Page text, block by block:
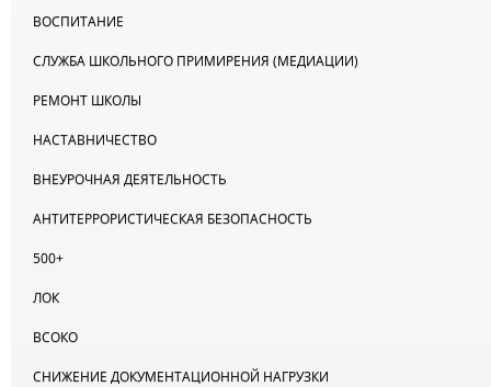
ВОСПИТАНИЕ
СЛУЖБА ШКОЛЬНОГО ПРИМИРЕНИЯ (МЕДИАЦИИ)
РЕМОНТ ШКОЛЫ
НАСТАВНИЧЕСТВО
ВНЕУРОЧНАЯ ДЕЯТЕЛЬНОСТЬ
АНТИТЕРРОРИСТИЧЕСКАЯ БЕЗОПАСНОСТЬ
500+
ЛОК
ВСОКО
СНИЖЕНИЕ ДОКУМЕНТАЦИОННОЙ НАГРУЗКИ